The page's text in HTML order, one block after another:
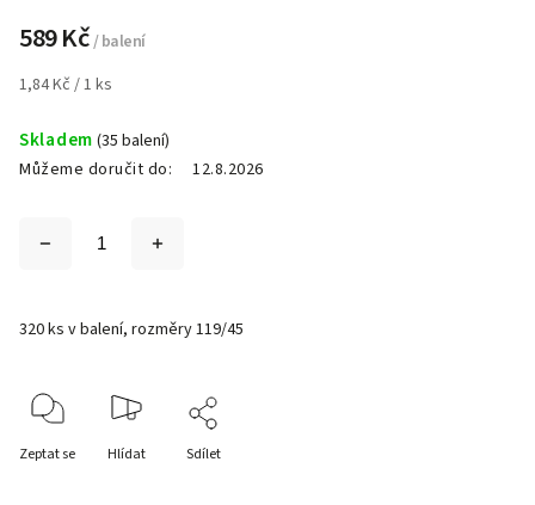
589 Kč/ balení
1,84 Kč / 1 ks
Skladem (35 balení)
Můžeme doručit do:
12.8.2026
320 ks v balení, rozměry 119/45
Zeptat se Hlídat Sdílet